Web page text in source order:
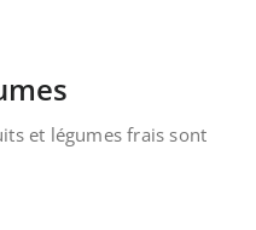
et légumes frais sont